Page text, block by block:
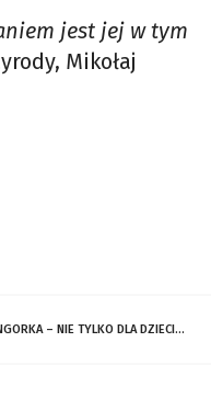
jest jej w tym
Mikołaj
– NIE TYLKO DLA DZIECI…